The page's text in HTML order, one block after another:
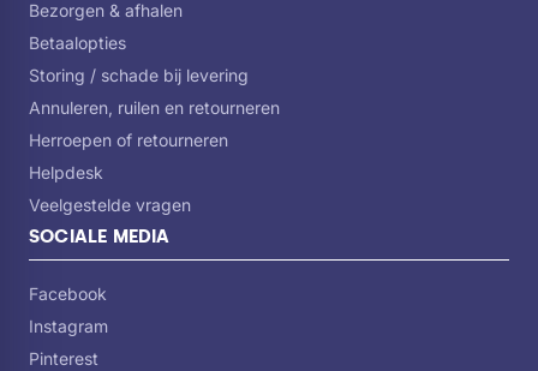
Bezorgen & afhalen
Betaalopties
Storing / schade bij levering
Annuleren, ruilen en retourneren
Herroepen of retourneren
Helpdesk
Veelgestelde vragen
SOCIALE MEDIA
Facebook
Instagram
Pinterest